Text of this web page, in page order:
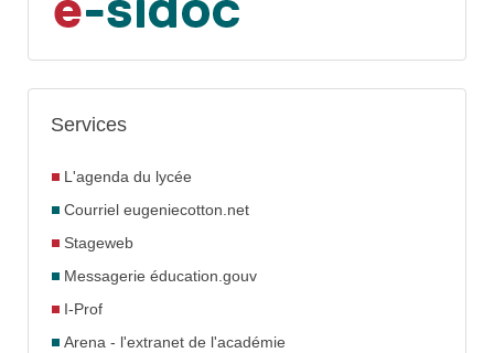
Services
L'agenda du lycée
Courriel eugeniecotton.net
Stageweb
Messagerie éducation.gouv
I-Prof
Arena - l'extranet de l'académie